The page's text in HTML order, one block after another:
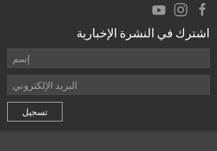
اشترك في النشرة الإخبارية